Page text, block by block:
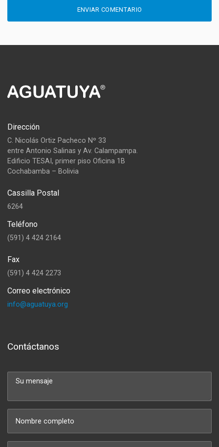
ENVIAR COMENTARIO
Dirección
C. Nicolás Ortiz Pacheco Nº 33
entre Antonio Salinas y Av. Calampampa.
Edificio TESAI, primer piso Oficina 1B
Cochabamba – Bolivia
Cassilla Postal
6264
Teléfono
(591) 4 424 2164
Fax
(591) 4 424 2273
Correo electrónico
info@aguatuya.org
Contáctanos